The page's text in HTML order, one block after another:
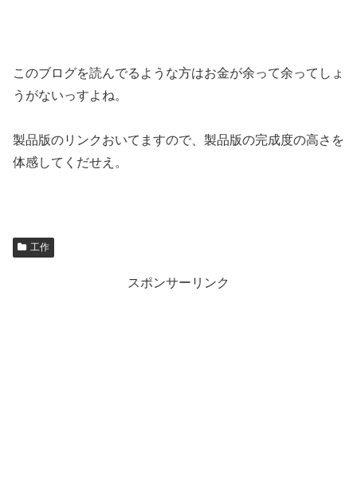
このブログを読んでるような方はお金が余って余ってしょ
うがないっすよね。
製品版のリンクおいてますので、製品版の完成度の高さを
体感してくだせえ。
工作
スポンサーリンク